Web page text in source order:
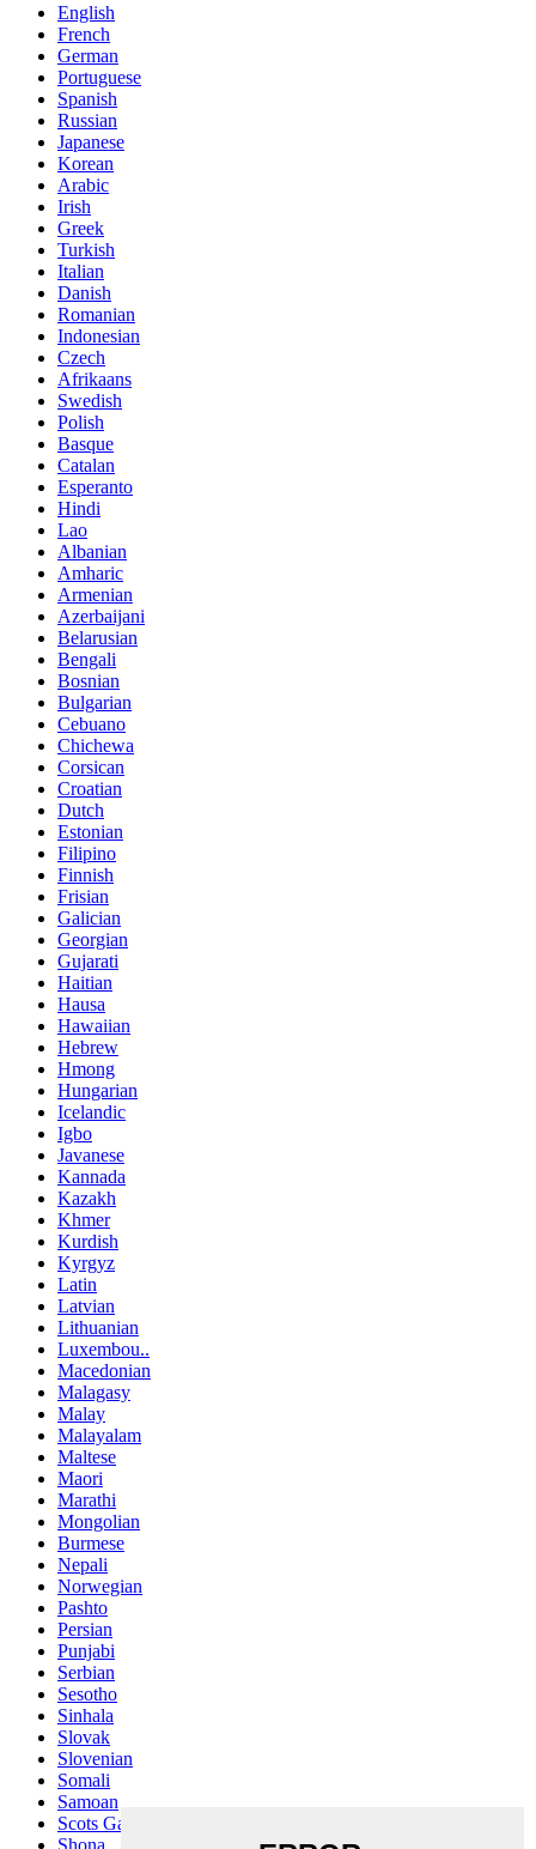
English
French
German
Portuguese
Spanish
Russian
Japanese
Korean
Arabic
Irish
Greek
Turkish
Italian
Danish
Romanian
Indonesian
Czech
Afrikaans
Swedish
Polish
Basque
Catalan
Esperanto
Hindi
Lao
Albanian
Amharic
Armenian
Azerbaijani
Belarusian
Bengali
Bosnian
Bulgarian
Cebuano
Chichewa
Corsican
Croatian
Dutch
Estonian
Filipino
Finnish
Frisian
Galician
Georgian
Gujarati
Haitian
Hausa
Hawaiian
Hebrew
Hmong
Hungarian
Icelandic
Igbo
Javanese
Kannada
Kazakh
Khmer
Kurdish
Kyrgyz
Latin
Latvian
Lithuanian
Luxembou..
Macedonian
Malagasy
Malay
Malayalam
Maltese
Maori
Marathi
Mongolian
Burmese
Nepali
Norwegian
Pashto
Persian
Punjabi
Serbian
Sesotho
Sinhala
Slovak
Slovenian
Somali
Samoan
Scots Gaelic
Shona